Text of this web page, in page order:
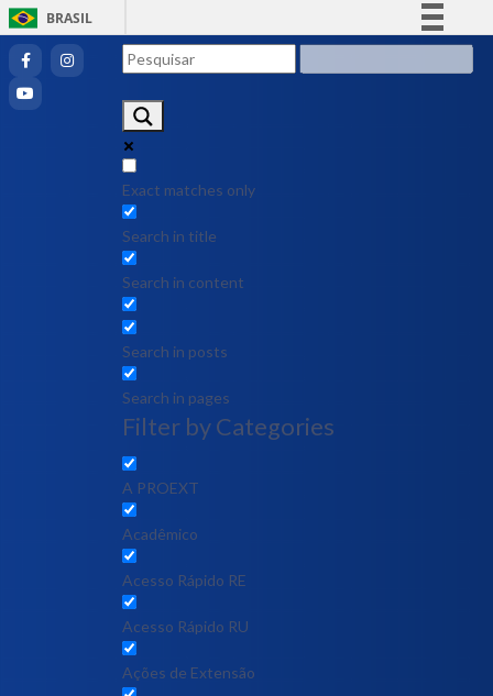
BRASIL
Exact matches only
Search in title
Search in content
Search in posts
Search in pages
Filter by Categories
A PROEXT
Acadêmico
Acesso Rápido RE
Acesso Rápido RU
Ações de Extensão